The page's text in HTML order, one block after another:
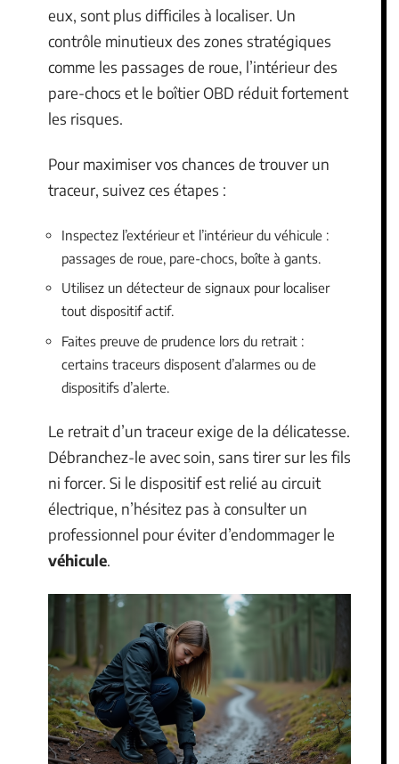
eux, sont plus difficiles à localiser. Un
contrôle minutieux des zones stratégiques
comme les passages de roue, l’intérieur des
pare-chocs et le boîtier OBD réduit fortement
les risques.
Pour maximiser vos chances de trouver un
traceur, suivez ces étapes :
Inspectez l’extérieur et l’intérieur du véhicule :
passages de roue, pare-chocs, boîte à gants.
Utilisez un détecteur de signaux pour localiser
tout dispositif actif.
Faites preuve de prudence lors du retrait :
certains traceurs disposent d’alarmes ou de
dispositifs d’alerte.
Le retrait d’un traceur exige de la délicatesse.
Débranchez-le avec soin, sans tirer sur les fils
ni forcer. Si le dispositif est relié au circuit
électrique, n’hésitez pas à consulter un
professionnel pour éviter d’endommager le
véhicule.